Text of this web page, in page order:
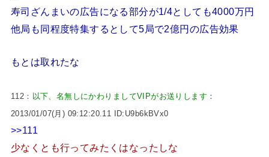
寿司ざんまいの広告になる部分が1/4としても4000万円
他局も同程度特集するとして5局で2億円の広告効果
もとは取れたな
112： 以下、名無しにかわりましてVIPがお送りします ：
2013/01/07(月) 09:12:20.11 ID:U9b6kBVx0
>>111
少なくとも行ってみたくはなったしな